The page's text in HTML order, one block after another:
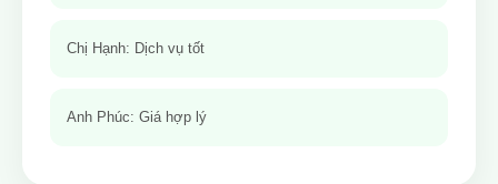
Chị Hạnh: Dịch vụ tốt
Anh Phúc: Giá hợp lý